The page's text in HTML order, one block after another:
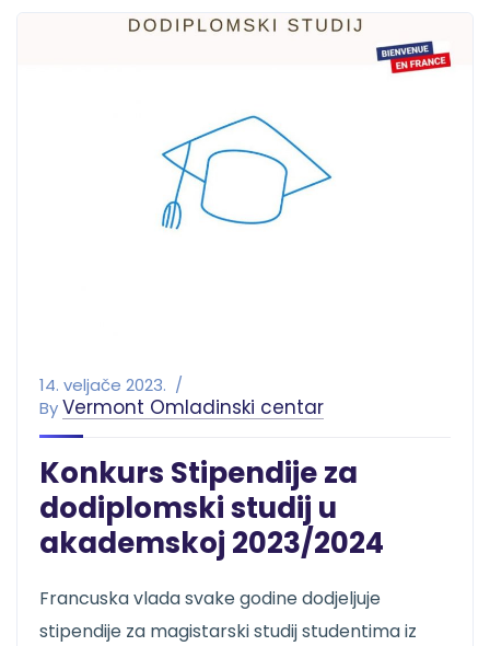
14. veljače 2023.
ByVermont Omladinski centar
Konkurs Stipendije za
dodiplomski studij u
akademskoj 2023/2024
Francuska vlada svake godine dodjeljuje
stipendije za magistarski studij studentima iz